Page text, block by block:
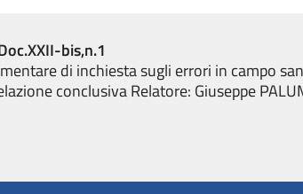
bis,n.1
di inchiesta sugli errori in campo
conclusiva Relatore: Giuseppe